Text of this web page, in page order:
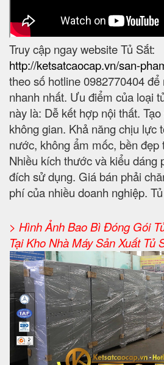
Truy cập ngay website Tủ Sắt:
http://ketsatcaocap.vn/san-
theo số hotline 0982770404
nhanh nhất. Ưu điểm của loại
này là: Dễ kết hợp nội thất.
không gian. Khả năng chịu lực
nước, không ẩm mốc, bền đẹp
Nhiều kích thước và kiểu dáng
đích sử dụng. Giá bán phải
phí của nhiều doanh nghiệp.
> Hình Ảnh Bao Bì Đóng Gói
Tại Kho Nhà Máy Sản Xuất Tủ